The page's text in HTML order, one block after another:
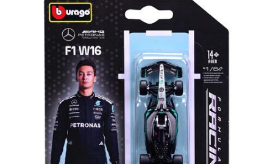
拼砌組合及樂高LEGO
玩具車,貨車,火車及遙控系列
手工藝,文具,蠟筆,泥膠,畫板
娃娃, 芭比,收藏公仔
電子玩具
52TOYS
Fuggler
Miniso名創優品
playpop
LEGO樂高